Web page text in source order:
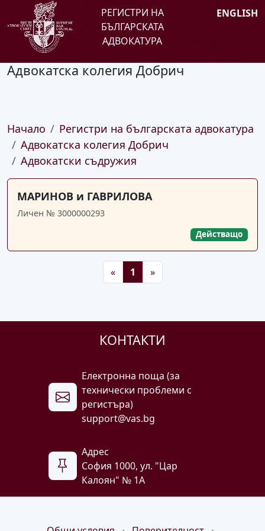
РЕГИСТРИ НА
БЪЛГАРСКАТА
АДВОКАТУРА
ENGLISH
Адвокатска колегия Добрич
Начало
Регистри на българската адвокатура
Адвокатска колегия Добрич
Адвокатски съдружия
МАРИНОВ и ГАВРИЛОВА
Личен № 3000000293
Действащо
«Предишна
1 »Следваща
КОНТАКТИ
Електронна поща (за
технически проблеми с
регистъра)
support@vas.bg
Адрес
София 1000, ул. "Цар
Калоян" № 1A